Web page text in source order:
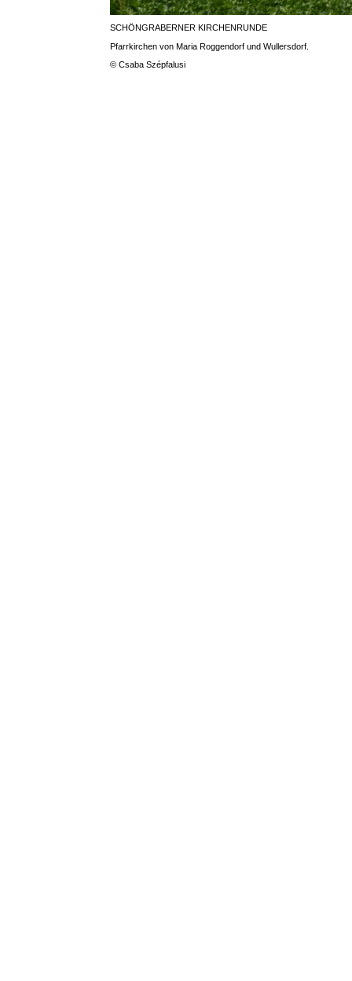
SCHÖNGRABERNER KIRCHENRUNDE
Pfarrkirchen von Maria Roggendorf und Wullersdorf.
© Csaba Szépfalusi